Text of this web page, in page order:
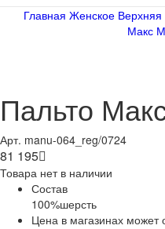
Главная Женское
Макс
Пальто
Арт. manu-064_reg/0724
81 195
Товара нет в наличии
Состав
100%шерсть
Цена в магазинах может